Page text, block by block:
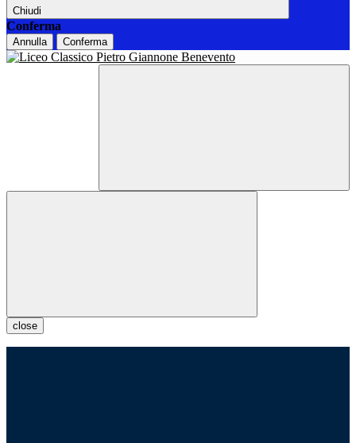
Chiudi
Conferma
Annulla Conferma
close